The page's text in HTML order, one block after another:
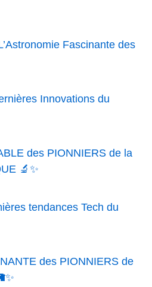
Fascinante des
Innovations du
des PIONNIERS de la
🔬✨
tendances Tech du
des PIONNIERS de